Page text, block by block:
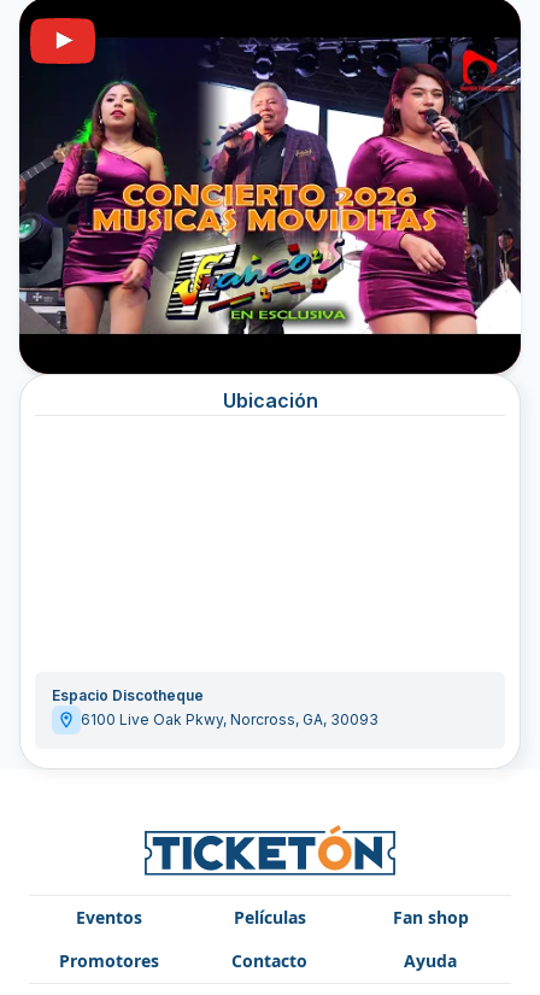
Ubicación
Espacio Discotheque
6100 Live Oak Pkwy, Norcross, GA, 30093
Eventos Películas
Fan shop
Promotores
Contacto
Ayuda